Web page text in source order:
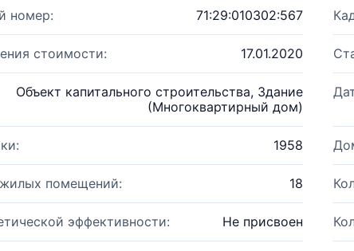
номер: 71:29:010302:567
стоимости: 17.01.2020
Объект капитального строительства, Здание
(Многоквартирный дом)
1958
помещений: 18
эффективности: Не присвоен